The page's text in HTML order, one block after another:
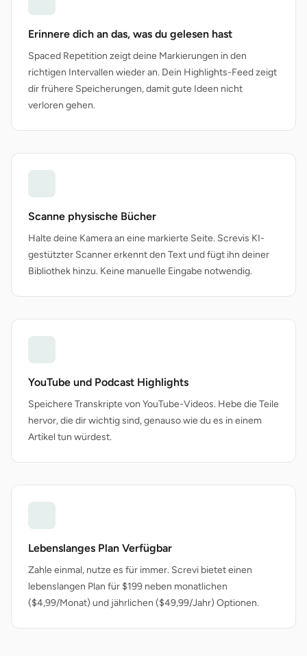
Erinnere dich an das, was du gelesen hast
Spaced Repetition zeigt deine Markierungen in den
richtigen Intervallen wieder an. Dein Highlights-Feed zeigt
dir frühere Speicherungen, damit gute Ideen nicht
verloren gehen.
Scanne physische Bücher
Halte deine Kamera an eine markierte Seite. Screvis KI-
gestützter Scanner erkennt den Text und fügt ihn deiner
Bibliothek hinzu. Keine manuelle Eingabe notwendig.
YouTube und Podcast Highlights
Speichere Transkripte von YouTube-Videos. Hebe die Teile
hervor, die dir wichtig sind, genauso wie du es in einem
Artikel tun würdest.
Lebenslanges Plan Verfügbar
Zahle einmal, nutze es für immer. Screvi bietet einen
lebenslangen Plan für $199 neben monatlichen
($4,99/Monat) und jährlichen ($49,99/Jahr) Optionen.